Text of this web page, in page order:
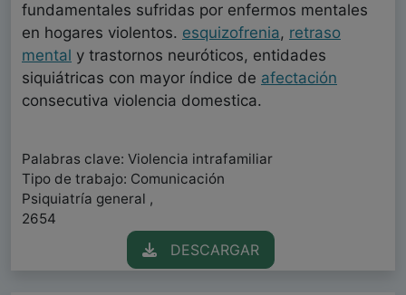
fundamentales sufridas por enfermos mentales
en hogares violentos. esquizofrenia, retraso
mental y trastornos neuróticos, entidades
siquiátricas con mayor índice de afectación
consecutiva violencia domestica.
Palabras clave: Violencia intrafamiliar
Tipo de trabajo: Comunicación
Psiquiatría general ,
2654
DESCARGAR